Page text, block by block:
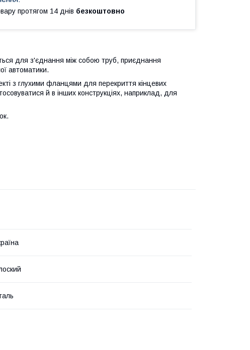
протягом 14 днів безкоштовно
для з'єднання між собою труб, приєднання
автоматики.
з глухими фланцями для перекриття кінцевих
й в інших конструкціях, наприклад, для